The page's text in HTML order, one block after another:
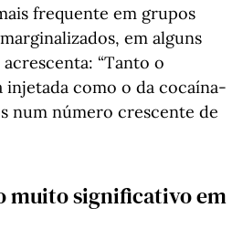
frequente em grupos
em alguns
“Tanto o
injetada como o da cocaína-
num número crescente de
muito significativo em